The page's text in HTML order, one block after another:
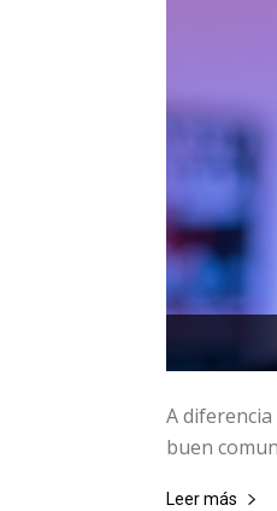
A
buen
Leer más